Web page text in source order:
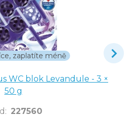
zaplatíte méně
blok Levandule - 3 ×
50 g
: 227560